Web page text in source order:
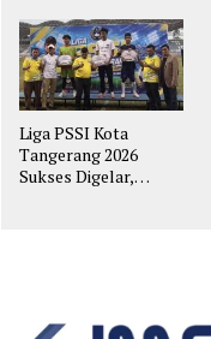
Liga PSSI Kota
Tangerang 2026
Sukses Digelar,